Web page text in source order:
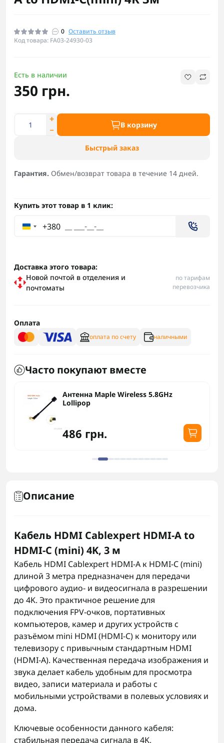
0 Оставить отзыв
Код товара: FA03-24930-03
Есть в наличии
350 грн.
В корзину
Быстрый заказ
Гарантия. Обмен/возврат товара в течение 14 дней.
Купить этот товар в 1 клик:
+380
Доставка этого товара:
Новой почтой в отделения и
почтоматы
по тарифам
перевозчика
Оплата
оплата по счету наличными
Часто покупают вместе
Антенна Maple Wireless 5.8GHz
Lollipop
486 грн.
Описание
Кабель HDMI Cablexpert HDMI-A to
HDMI-C (mini) 4K, 3 м
Кабель HDMI Cablexpert HDMI-A к HDMI-C (mini)
длиной 3 метра предназначен для передачи
цифрового аудио- и видеосигнала в разрешении
до 4K. Это практичное решение для
подключения FPV-очков, портативных
компьютеров, камер и других устройств с
разъёмом mini HDMI (HDMI-C) к монитору или
телевизору с привычным стандартным HDMI
(HDMI-A). Качественная передача изображения и
звука делает кабель удобным для просмотра
видео, записи материала и работы с
мобильными устройствами в полевых условиях и
дома.
Ключевые особенности данного кабеля:
стабильная передача сигнала в 4K,